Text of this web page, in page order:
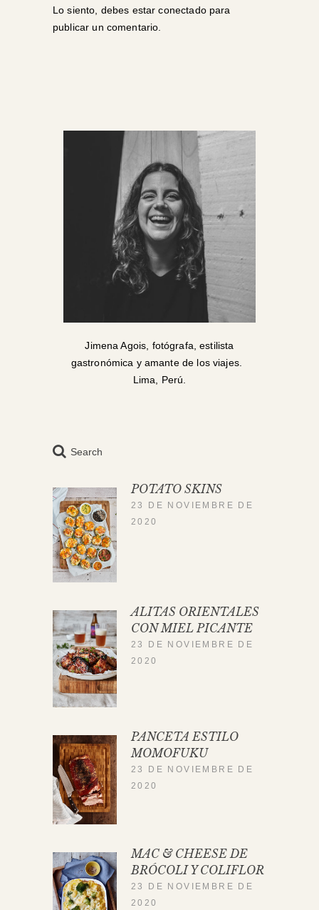
Lo siento, debes estarconectadopara
publicar un comentario.
Jimena Agois, fotógrafa, estilista
gastronómica y amante de los viajes.
Lima, Perú.
Search
POTATO SKINS
23 DE NOVIEMBRE DE
2020
ALITAS ORIENTALES
CON MIEL PICANTE
23 DE NOVIEMBRE DE
2020
PANCETA ESTILO
MOMOFUKU
23 DE NOVIEMBRE DE
2020
MAC & CHEESE DE
BRÓCOLI Y COLIFLOR
23 DE NOVIEMBRE DE
2020